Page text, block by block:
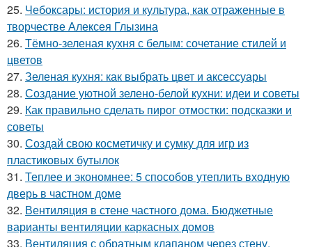
25. Чебоксары: история и культура, как отраженные в
творчестве Алексея Глызина
26. Тёмно-зеленая кухня с белым: сочетание стилей и
цветов
27. Зеленая кухня: как выбрать цвет и аксессуары
28. Создание уютной зелено-белой кухни: идеи и советы
29. Как правильно сделать пирог отмостки: подсказки и
советы
30. Создай свою косметичку и сумку для игр из
пластиковых бутылок
31. Теплее и экономнее: 5 способов утеплить входную
дверь в частном доме
32. Вентиляция в стене частного дома. Бюджетные
варианты вентиляции каркасных домов
33. Вентиляция с обратным клапаном через стену.